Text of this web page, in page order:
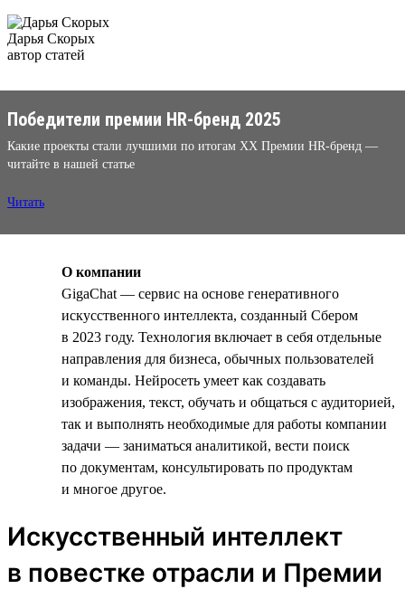
Дарья Скорых
автор статей
Победители премии HR-бренд 2025
Какие проекты стали лучшими по итогам XX Премии HR-бренд —
читайте в нашей статье
Читать
О компании
GigaChat — сервис на основе генеративного
искусственного интеллекта, созданный Сбером
в 2023 году. Технология включает в себя отдельные
направления для бизнеса, обычных пользователей
и команды. Нейросеть умеет как создавать
изображения, текст, обучать и общаться с аудиторией,
так и выполнять необходимые для работы компании
задачи — заниматься аналитикой, вести поиск
по документам, консультировать по продуктам
и многое другое.
Искусственный интеллект
в повестке отрасли и Премии